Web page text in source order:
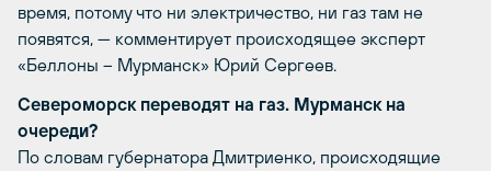
время, потому что ни электричество, ни газ там не
появятся, — комментирует происходящее эксперт
«Беллоны – Мурманск» Юрий Сергеев.
Североморск переводят на газ. Мурманск на
очереди?
По словам губернатора Дмитриенко, происходящие